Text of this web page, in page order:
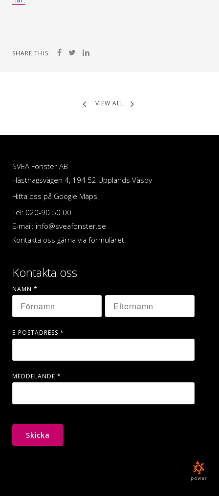
SHARE THIS:
VIEW ALL
SVEA Fönster AB
Hästhagsvägen 4, 194 52 Upplands Väsby
Hitta oss på Google Maps
Tel: 020-90 50 00
E-mail: info@sveafonster.se
Kontakta oss gärna via formuläret.
Kontakta oss
NAMN *
E-POSTADRESS *
MEDDELANDE *